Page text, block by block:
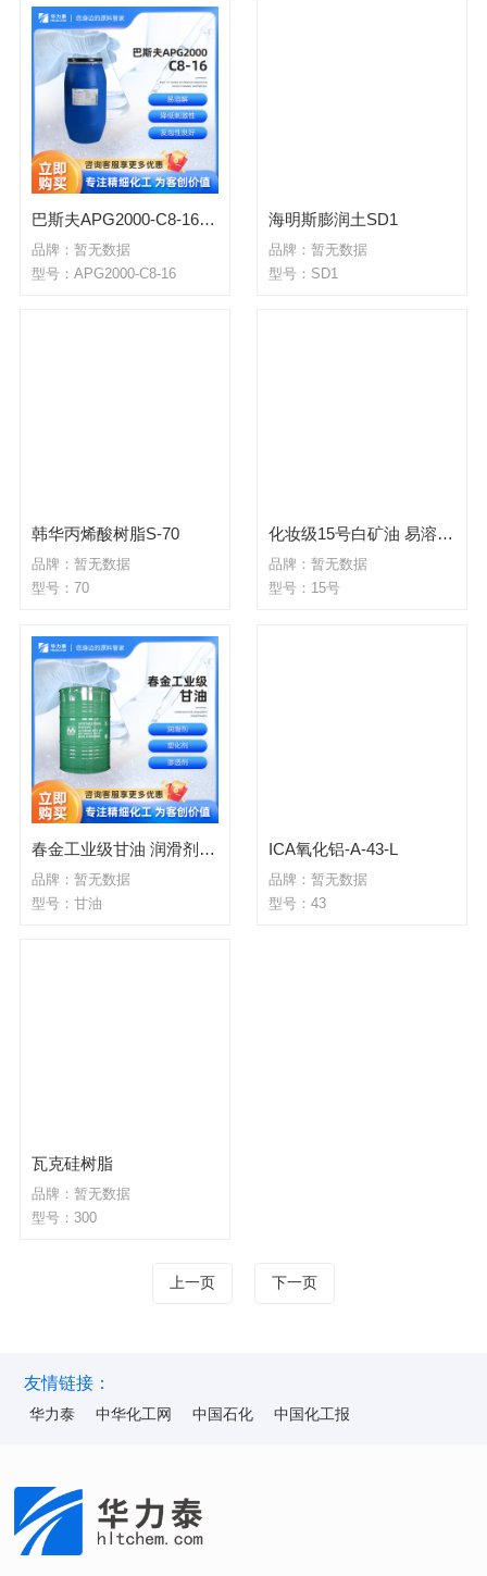
巴斯夫APG2000-C8-16 易溶解 降低刺激性 发泡性良好
品牌：暂无数据
型号：APG2000-C8-16
海明斯膨润土SD1
品牌：暂无数据
型号：SD1
韩华丙烯酸树脂S-70
品牌：暂无数据
型号：70
化妆级15号白矿油 易溶解 改善润滑性 稳定性良好
品牌：暂无数据
型号：15号
春金工业级甘油 润滑剂 塑化剂 渗透剂
品牌：暂无数据
型号：甘油
ICA氧化铝-A-43-L
品牌：暂无数据
型号：43
瓦克硅树脂
品牌：暂无数据
型号：300
上一页 下一页
友情链接：
华力泰 中华化工网 中国石化 中国化工报